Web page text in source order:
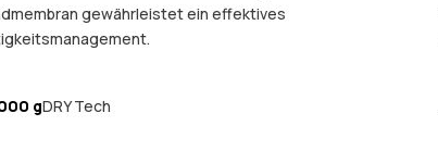
gewährleistet ein effektives
gDRY Tech